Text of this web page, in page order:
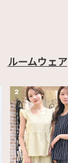
ルームウェア
2